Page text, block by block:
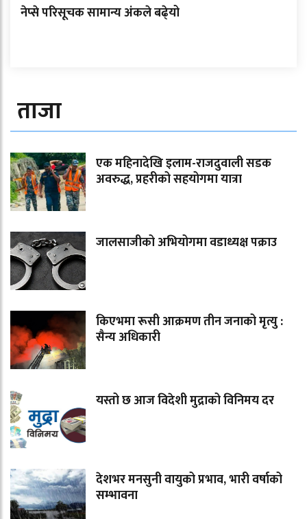
नेप्से परिसूचक सामान्य अंकले बढे्यो
ताजा
एक महिनादेखि इलाम-राजदुवाली सडक
अवरुद्ध, प्रहरीको सहयोगमा यात्रा
जालसाजीको अभियोगमा वडाध्यक्ष पक्राउ
किएभमा रूसी आक्रमण तीन जनाको मृत्यु :
सैन्य अधिकारी
यस्तो छ आज विदेशी मुद्राको विनिमय दर
देशभर मनसुनी वायुको प्रभाव, भारी वर्षाको
सम्भावना